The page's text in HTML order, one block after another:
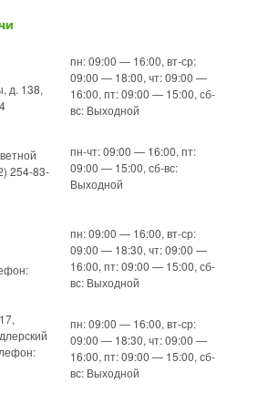
д. 138,
пн: 09:00 — 16:00, вт-ср:
09:00 — 18:00, чт: 09:00 —
16:00, пт: 09:00 — 15:00, сб-
вс: Выходной
254-83-
пн-чт: 09:00 — 16:00, пт:
09:00 — 15:00, сб-вс:
Выходной
пн: 09:00 — 16:00, вт-ср:
09:00 — 18:30, чт: 09:00 —
16:00, пт: 09:00 — 15:00, сб-
вс: Выходной
пн: 09:00 — 16:00, вт-ср:
09:00 — 18:30, чт: 09:00 —
16:00, пт: 09:00 — 15:00, сб-
вс: Выходной